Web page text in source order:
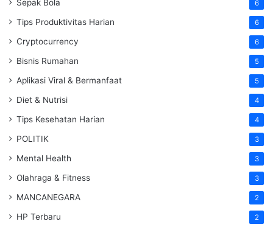
Sepak Bola 6
Tips Produktivitas Harian 6
Cryptocurrency 6
Bisnis Rumahan 5
Aplikasi Viral & Bermanfaat 5
Diet & Nutrisi 4
Tips Kesehatan Harian 4
POLITIK 3
Mental Health 3
Olahraga & Fitness 3
MANCANEGARA 2
HP Terbaru 2